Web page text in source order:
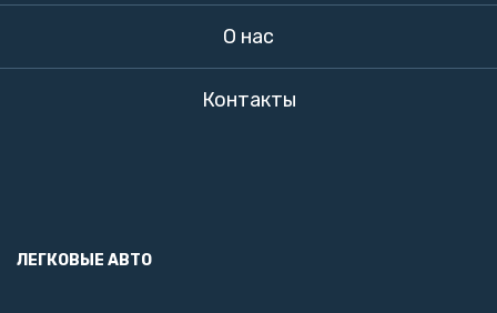
О нас
Контакты
ЛЕГКОВЫЕ АВТО